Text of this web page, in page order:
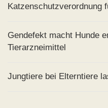
Katzenschutzverordnung
Gendefekt macht Hunde
Tierarzneimittel
Jungtiere bei Elterntiere